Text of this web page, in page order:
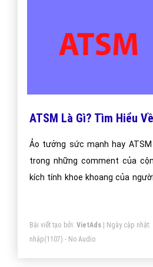
ATSM Là Gì? Tìm Hiểu
Ảo tưởng sức mạnh hay
trong những comment của
kích tính khoe khoang của
tìm kiếm trên google mỗi tháng
Bài viết tạo bởi: VietAds| Ngày cập nhật:
nhập(1107) - No Audio